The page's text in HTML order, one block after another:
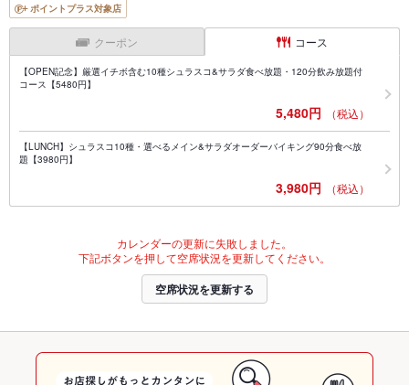
ポイントプラス対象店
クーポン コース
【OPEN記念】厳選イチボ含む10種シュラスコ&サラダ食べ放題・120分飲み放題付
コース【5480円】
5,480円 （税込）
【LUNCH】シュラスコ10種・選べるメイン&サラダオーダーバイキング90分食べ放
題【3980円】
3,980円 （税込）
カレンダーの更新に失敗しました。
下記ボタンを押して空席状況を更新してください。
空席状況を更新する